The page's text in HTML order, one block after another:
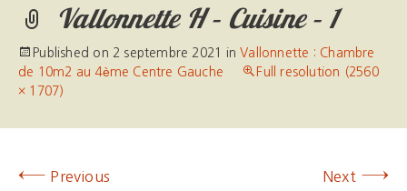
Vallonnette H – Cuisine – 1
Published on 2 septembre 2021 inVallonnette : Chambre
de 10m2 au 4ème Centre Gauche
Full resolution (2560
× 1707)
← Previous Next →